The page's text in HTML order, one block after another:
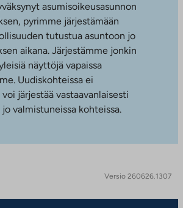
asumisoikeusasunnon
pyrimme järjestämään
tutustua asuntoon jo
aikana. Järjestämme jonkin
näyttöjä vapaissa
Uudiskohteissa ei
järjestää vastaavanlaisesti
valmistuneissa kohteissa.
Versio 260626.1307